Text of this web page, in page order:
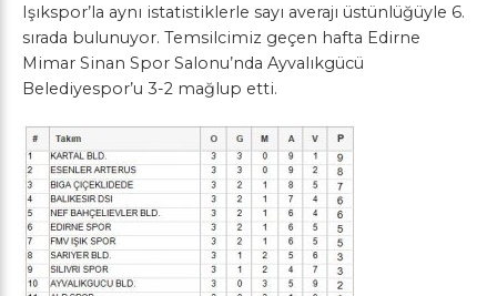
Işıkspor’la aynı istatistiklerle sayı averajı üstünlüğüyle 6.
sırada bulunuyor. Temsilcimiz geçen hafta Edirne
Mimar Sinan Spor Salonu’nda Ayvalıkgücü
Belediyespor’u 3-2 mağlup etti.